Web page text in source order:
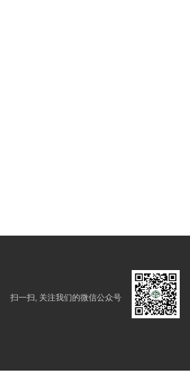
扫一扫, 关注我们的微信公众号